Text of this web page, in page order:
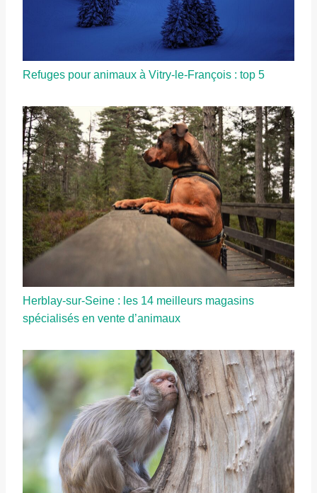
Refuges pour animaux à Vitry-le-François : top 5
Herblay-sur-Seine : les 14 meilleurs magasins
spécialisés en vente d’animaux